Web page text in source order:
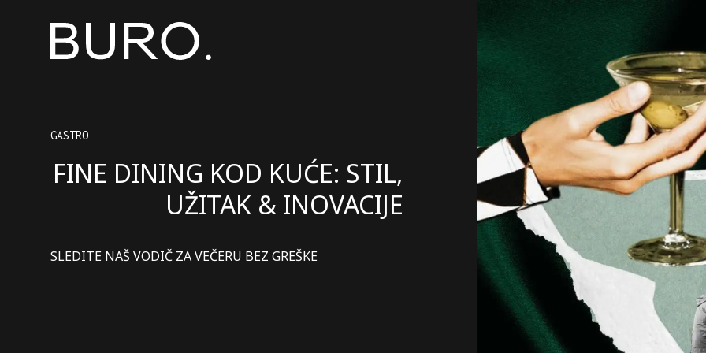
GASTRO
FINE DINING KOD KUĆE: STIL,
UŽITAK & INOVACIJE
SLEDITE NAŠ VODIČ ZA VEČERU BEZ GREŠKE